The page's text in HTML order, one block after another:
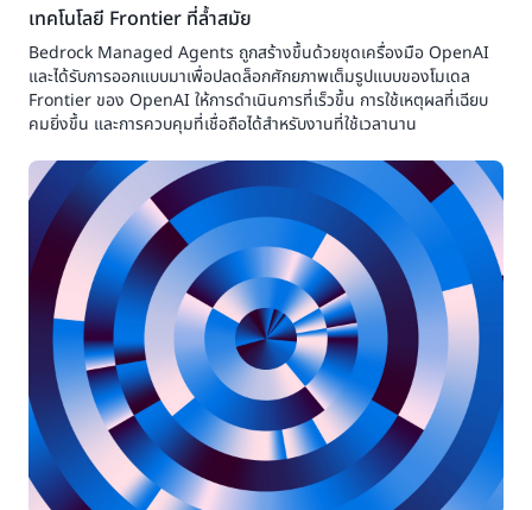
เทคโนโลยี Frontier ที่ล้ำสมัย
Bedrock Managed Agents ถูกสร้างขึ้นด้วยชุดเครื่องมือ OpenAI
และได้รับการออกแบบมาเพื่อปลดล็อกศักยภาพเต็มรูปแบบของโมเดล
Frontier ของ OpenAI ให้การดำเนินการที่เร็วขึ้น การใช้เหตุผลที่เฉียบ
คมยิ่งขึ้น และการควบคุมที่เชื่อถือได้สำหรับงานที่ใช้เวลานาน